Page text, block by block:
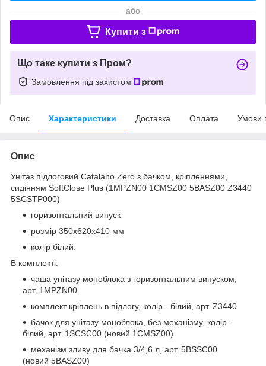
або
Купити з
Що таке купити з Пром?
Замовлення під захистом
Опис Характеристики Доставка Оплата Умови
Опис
Унітаз підлоговий Catalano Zero з бачком, кріпленнями,
сидінням SoftClose Plus (1MPZN00 1CMSZ00 5BASZ00 Z3440
5SCSTP000)
горизонтальний випуск
розмір 350х620х410 мм
колір білий.
В комплекті:
чаша унітазу моноблока з горизонтальним випуском,
арт. 1MPZN00
комплект кріплень в підлогу, колір - білий, арт. Z3440
бачок для унітазу моноблока, без механізму, колір -
білий, арт. 1SCSC00 (новий 1CMSZ00)
механізм зливу для бачка 3/4,6 л, арт. 5BSSC00
(новий 5BASZ00)